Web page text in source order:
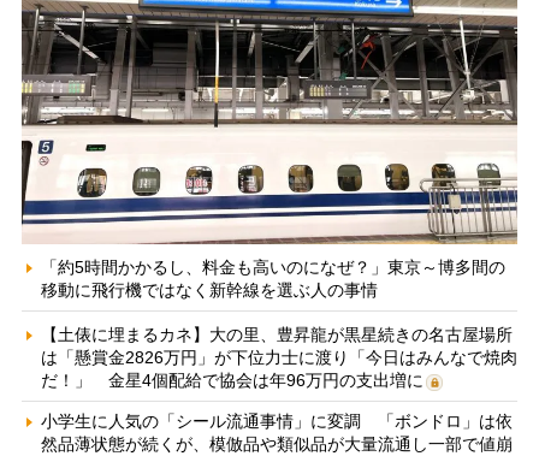
「約5時間かかるし、料金も高いのになぜ？」東京～博多間の
移動に飛行機ではなく新幹線を選ぶ人の事情
【土俵に埋まるカネ】大の里、豊昇龍が黒星続きの名古屋場所
は「懸賞金2826万円」が下位力士に渡り「今日はみんなで焼肉
だ！」 金星4個配給で協会は年96万円の支出増に
小学生に人気の「シール流通事情」に変調 「ボンドロ」は依
然品薄状態が続くが、模倣品や類似品が大量流通し一部で値崩